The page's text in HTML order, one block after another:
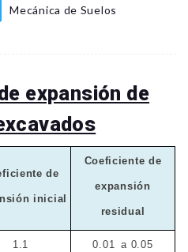
Mecánica de Suelos
expansión de
de
inicial
Coeficiente de
expansión
residual
1.1 0.01 a 0.05